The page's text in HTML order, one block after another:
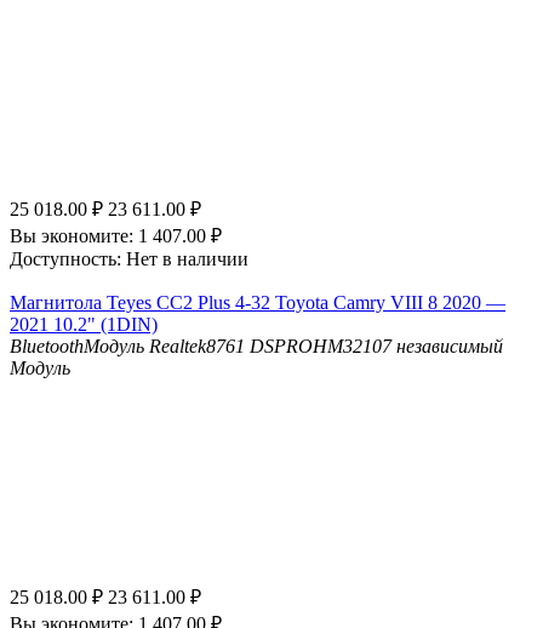
25 018.00 ₽ 23 611.00 ₽
Вы экономите: 1 407.00 ₽
Доступность: Нет в наличии
Магнитола Teyes CC2 Plus 4-32 Toyota Camry VIII 8 2020 —
2021 10.2" (1DIN)
BluetoothМодуль Realtek8761 DSPROHM32107 независимый
Модуль
25 018.00 ₽ 23 611.00 ₽